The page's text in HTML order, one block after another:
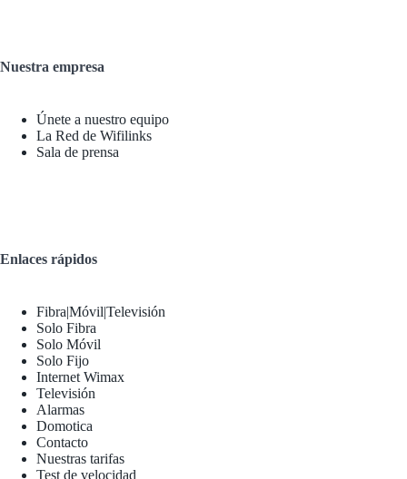
Nuestra empresa
Únete a nuestro equipo
La Red de Wifilinks
Sala de prensa
Enlaces rápidos
Fibra|Móvil|Televisión
Solo Fibra
Solo Móvil
Solo Fijo
Internet Wimax
Televisión
Alarmas
Domotica
Contacto
Nuestras tarifas
Test de velocidad